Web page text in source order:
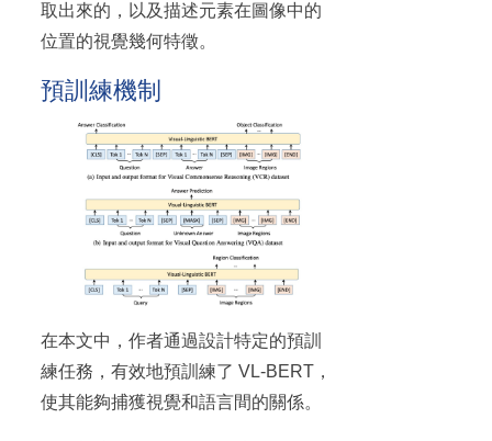
取出來的，以及描述元素在圖像中的
位置的視覺幾何特徵。
預訓練機制
在本文中，作者通過設計特定的預訓
練任務，有效地預訓練了 VL-BERT，
使其能夠捕獲視覺和語言間的關係。